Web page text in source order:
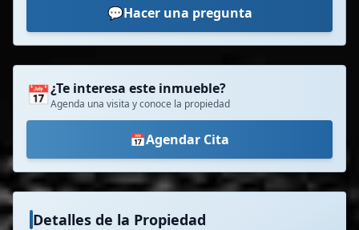
💬Hacer una pregunta
📅¿Te interesa este inmueble?
Agenda una visita y conoce la propiedad
📅Agendar Cita
Detalles de la Propiedad